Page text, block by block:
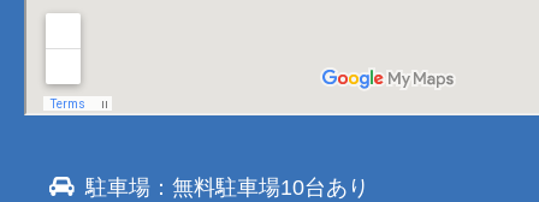
駐車場：無料駐車場10台あり